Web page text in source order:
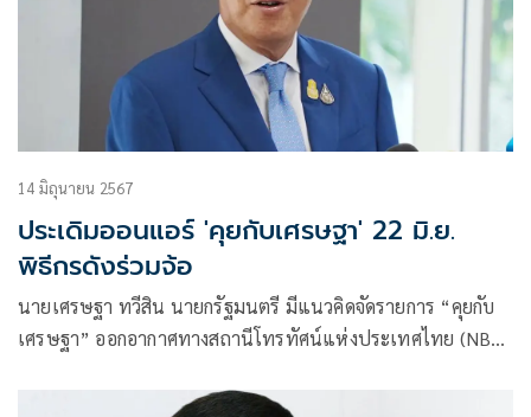
14 มิถุนายน 2567
ประเดิมออนแอร์ 'คุยกับเศรษฐา' 22 มิ.ย.
พิธีกรดังร่วมจ้อ
นายเศรษฐา ทวีสิน นายกรัฐมนตรี มีแนวคิดจัดรายการ “คุยกับ
เศรษฐา” ออกอากาศทางสถานีโทรทัศน์แห่งประเทศไทย (NBT